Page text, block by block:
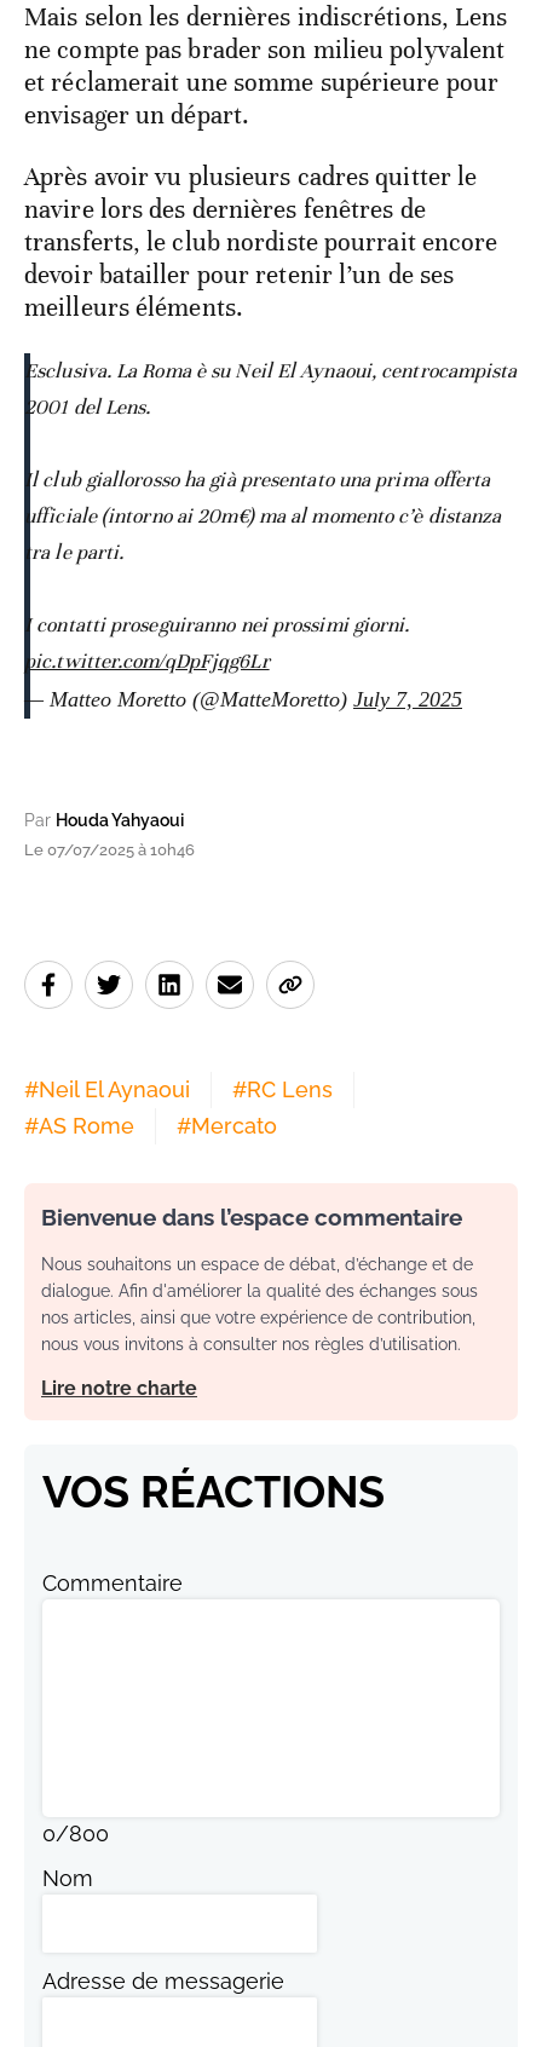
Mais selon les dernières indiscrétions, Lens
ne compte pas brader son milieu polyvalent
et réclamerait une somme supérieure pour
envisager un départ.
Après avoir vu plusieurs cadres quitter le
navire lors des dernières fenêtres de
transferts, le club nordiste pourrait encore
devoir batailler pour retenir l’un de ses
meilleurs éléments.
Esclusiva. La Roma è su Neil El Aynaoui, centrocampista
2001 del Lens.
Il club giallorosso ha già presentato una prima offerta
ufficiale (intorno ai 20m€) ma al momento c’è distanza
tra le parti.
I contatti proseguiranno nei prossimi giorni.
pic.twitter.com/qDpFjqg6Lr
— Matteo Moretto (@MatteMoretto) July 7, 2025
Par Houda Yahyaoui
Le 07/07/2025 à 10h46
#Neil El Aynaoui #RC Lens
#AS Rome #Mercato
Bienvenue dans l’espace commentaire
Nous souhaitons un espace de débat, d’échange et de
dialogue. Afin d'améliorer la qualité des échanges sous
nos articles, ainsi que votre expérience de contribution,
nous vous invitons à consulter nos règles d’utilisation.
Lire notre charte
VOS RÉACTIONS
Commentaire
0/800
Nom
Adresse de messagerie